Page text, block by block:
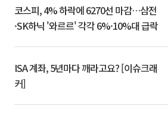
코스피, 4% 하락에 6270선 마감…삼전
·SK하닉 '와르르' 각각 6%·10%대 급락
ISA 계좌, 5년마다 깨라고요? [이슈크래
커]